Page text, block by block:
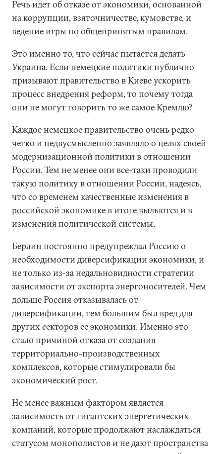
Речь идет об отказе от экономики, основанной
на коррупции, взяточничестве, кумовстве, и
ведение игры по общепринятым правилам.
Это именно то, что сейчас пытается делать
Украина. Если немецкие политики публично
призывают правительство в Киеве ускорить
процесс внедрения реформ, то почему тогда
они не могут говорить то же самое Кремлю?
Каждое немецкое правительство очень редко
четко и недвусмысленно заявляло о целях своей
модернизационной политики в отношении
России. Тем не менее они все-таки проводили
такую политику в отношении России, надеясь,
что со временем качественные изменения в
российской экономике в итоге выльются и в
изменения политической системы.
Берлин постоянно предупреждал Россию о
необходимости диверсификации экономики, и
не только из-за недальновидности стратегии
зависимости от экспорта энергоносителей. Чем
дольше Россия отказывалась от
диверсификации, тем большим был вред для
других секторов ее экономики. Именно это
стало причиной отказа от создания
территориально-производственных
комплексов, которые стимулировали бы
экономический рост.
Не менее важным фактором является
зависимость от гигантских энергетических
компаний, которые продолжают наслаждаться
статусом монополистов и не дают пространства